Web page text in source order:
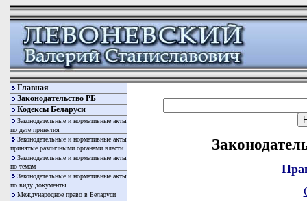
Главная
Законодательство РБ
Кодексы Беларуси
Законодательные и нормативные акты
по дате принятия
Законодательные и нормативные акты
принятые различными органами власти
Законодательные и нормативные акты
по темам
Законодательные и нормативные акты
по виду документы
Международное право в Беларуси